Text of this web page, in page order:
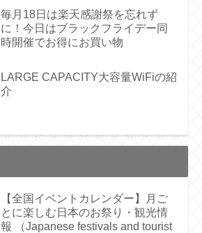
毎月18日は楽天感謝祭を忘れず
に！今日はブラックフライデー同
時開催でお得にお買い物
LARGE CAPACITY大容量WiFiの紹
介
【全国イベントカレンダー】月ご
とに楽しむ日本のお祭り・観光情
報 （Japanese festivals and tourist